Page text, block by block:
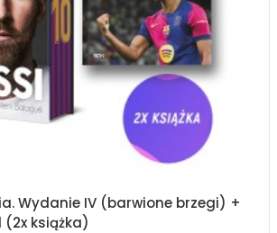
Wydanie IV (barwione brzegi) +
książka)